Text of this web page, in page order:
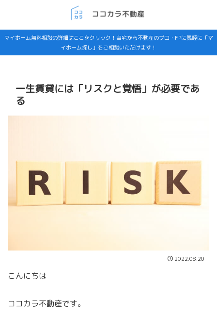
マイホーム無料相談の詳細はここをクリック！自宅から不動産のプロ・FPに気軽に「マ
イホーム探し」をご相談いただけます！
一生賃貸には「リスクと覚悟」が必要であ
る
2022.08.20
こんにちは
ココカラ不動産です。